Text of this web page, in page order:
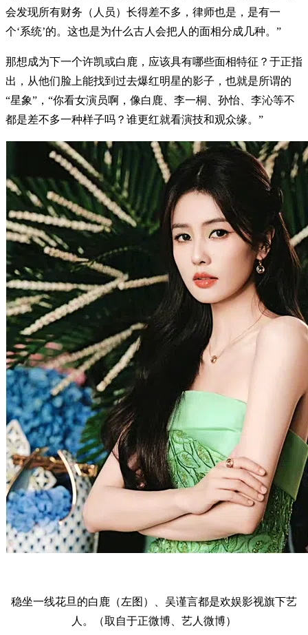
会发现所有财务（人员）长得差不多，律师也是，是有一
个‘系统’的。这也是为什么古人会把人的面相分成几种。”
那想成为下一个许凯或白鹿，应该具有哪些面相特征？于正指
出，从他们脸上能找到过去爆红明星的影子，也就是所谓的
“星象”，“你看女演员啊，像白鹿、李一桐、孙怡、李沁等不
都是差不多一种样子吗？谁更红就看演技和观众缘。”
稳坐一线花旦的白鹿（左图）、吴谨言都是欢娱影视旗下艺
人。（取自于正微博、艺人微博）